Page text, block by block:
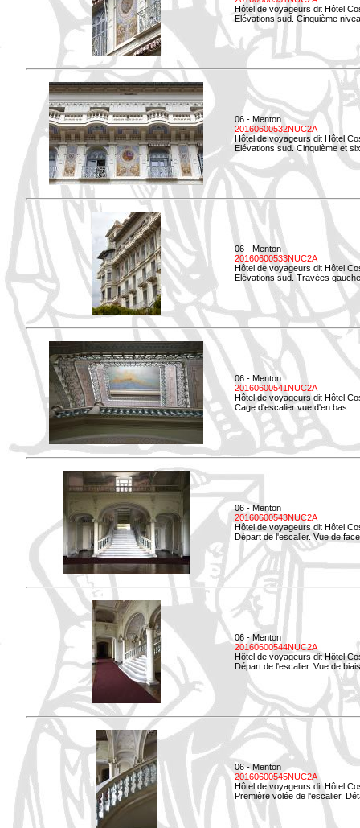
Hôtel de voyageurs dit Hôtel
Elévations sud. Cinquième
06 - Menton
20160600532NUC2A
Hôtel de voyageurs dit Hôtel
Elévations sud. Cinquième et
06 - Menton
20160600533NUC2A
Hôtel de voyageurs dit Hôtel
Elévations sud. Travées
06 - Menton
20160600541NUC2A
Hôtel de voyageurs dit Hôtel
Cage d'escalier vue d'en bas.
06 - Menton
20160600543NUC2A
Hôtel de voyageurs dit Hôtel
Départ de l'escalier. Vue de
06 - Menton
20160600544NUC2A
Hôtel de voyageurs dit Hôtel
Départ de l'escalier. Vue de
06 - Menton
20160600545NUC2A
Hôtel de voyageurs dit Hôtel
Première volée de l'escalier.